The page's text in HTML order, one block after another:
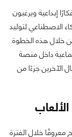
إبداعية ويرغبون
الاصطناعي لتوليد
من خلال هذه الخطوة
داخل منصة
الآخرين جزءًا من
خلال الفترة